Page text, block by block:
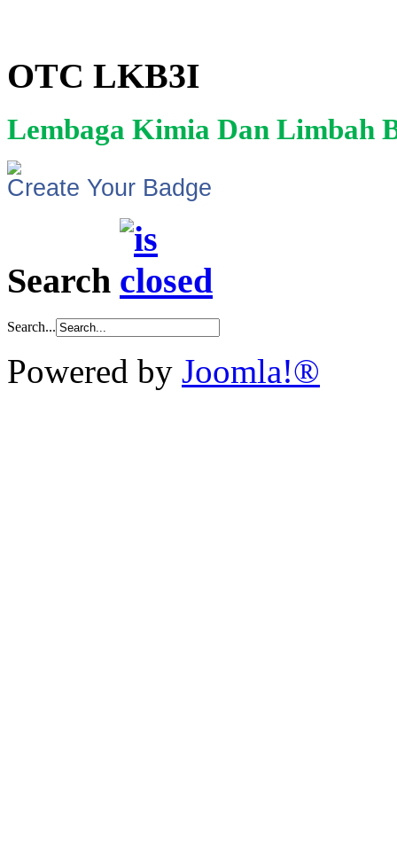
OTC LKB3I
Lembaga Kimia Dan Limbah
Create Your Badge
Search
Search...
Powered by Joomla!®